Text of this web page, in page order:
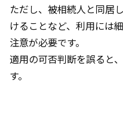
ただし、被相続人と同居
けることなど、利用には
注意が必要です。
適用の可否判断を誤ると
す。